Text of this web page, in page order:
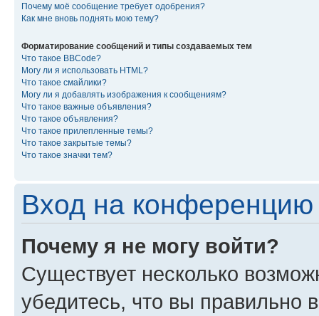
Почему моё сообщение требует одобрения?
Как мне вновь поднять мою тему?
Форматирование сообщений и типы создаваемых тем
Что такое BBCode?
Могу ли я использовать HTML?
Что такое смайлики?
Могу ли я добавлять изображения к сообщениям?
Что такое важные объявления?
Что такое объявления?
Что такое прилепленные темы?
Что такое закрытые темы?
Что такое значки тем?
Вход на конференцию
Почему я не могу войти?
Существует несколько
убедитесь, что вы правильно